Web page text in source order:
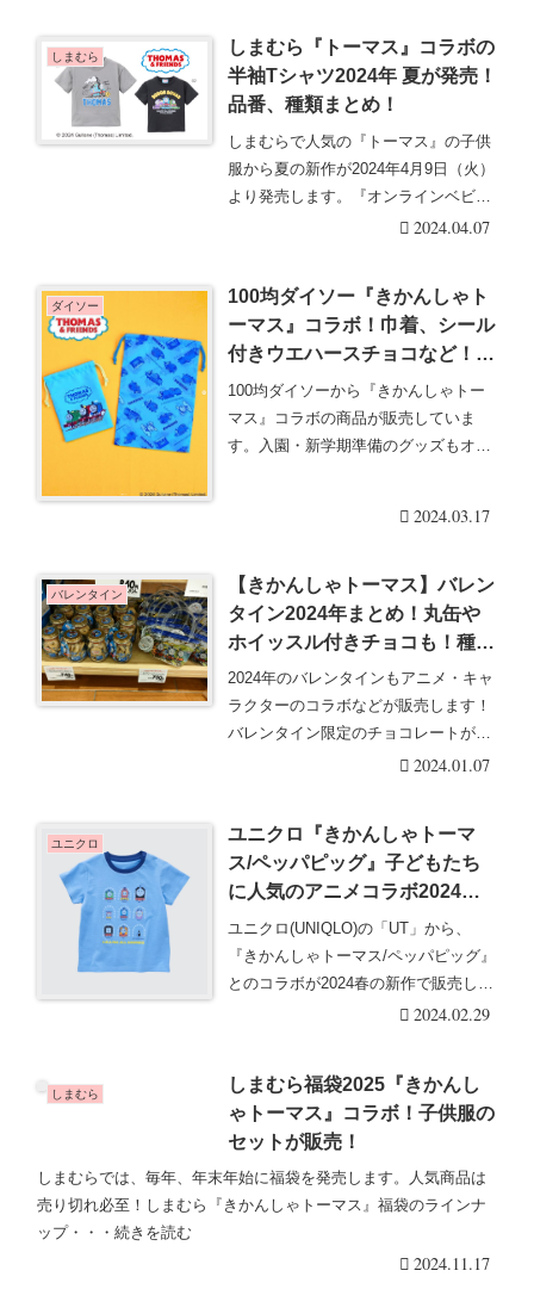
しまむら
しまむら『トーマス』コラボの
半袖Tシャツ2024年 夏が発売！
品番、種類まとめ！
しまむらで人気の『トーマス』の子供
服から夏の新作が2024年4月9日（火）
より発売します。『オンラインベビ
ー・キッズフェ・・・続きを読む
2024.04.07
ダイソー
100均ダイソー『きかんしゃト
ーマス』コラボ！巾着、シール
付きウエハースチョコなど！口
コミ、種類まとめ！
100均ダイソーから『きかんしゃトー
マス』コラボの商品が販売していま
す。入園・新学期準備のグッズもオス
2024.03.17
バレンタイン
【きかんしゃトーマス】バレン
タイン2024年まとめ！丸缶や
ホイッスル付きチョコも！種
類・販売店舗・発売日・評判・
口コミ！
2024年のバレンタインもアニメ・キャ
ラクターのコラボなどが販売します！
バレンタイン限定のチョコレートがい
っぱいです。2・・・続きを読む2024.01.07
ユニクロ
ユニクロ『きかんしゃトーマ
ス/ペッパピッグ』子どもたち
に人気のアニメコラボ2024春T
シャツが2月26日に発売！マイ
スペシャルフレンズ！
ユニクロ(UNIQLO)の「UT」から、
『きかんしゃトーマス/ペッパピッグ』
とのコラボが2024春の新作で販売しま
2024.02.29
しまむら
しまむら福袋2025『きかんし
ゃトーマス』コラボ！子供服の
セットが販売！
しまむらでは、毎年、年末年始に福袋を発売します。人気商品は
売り切れ必至！しまむら『きかんしゃトーマス』福袋のラインナ
ップ・・・続きを読む
2024.11.17